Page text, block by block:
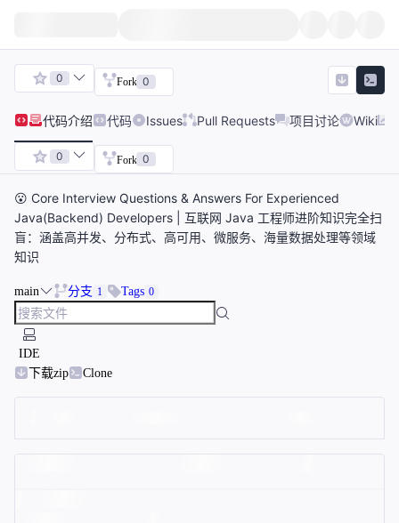
0 Fork 0
代码介绍 代码 Issues Pull Requests 项目讨论 Wiki
0 Fork 0
😮 Core Interview Questions & Answers For Experienced
Java(Backend) Developers | 互联网 Java 工程师进阶知识完全扫
盲：涵盖高并发、分布式、高可用、微服务、海量数据处理等领域
知识
main 分支 1 Tags 0
IDE
下载zip
Clone